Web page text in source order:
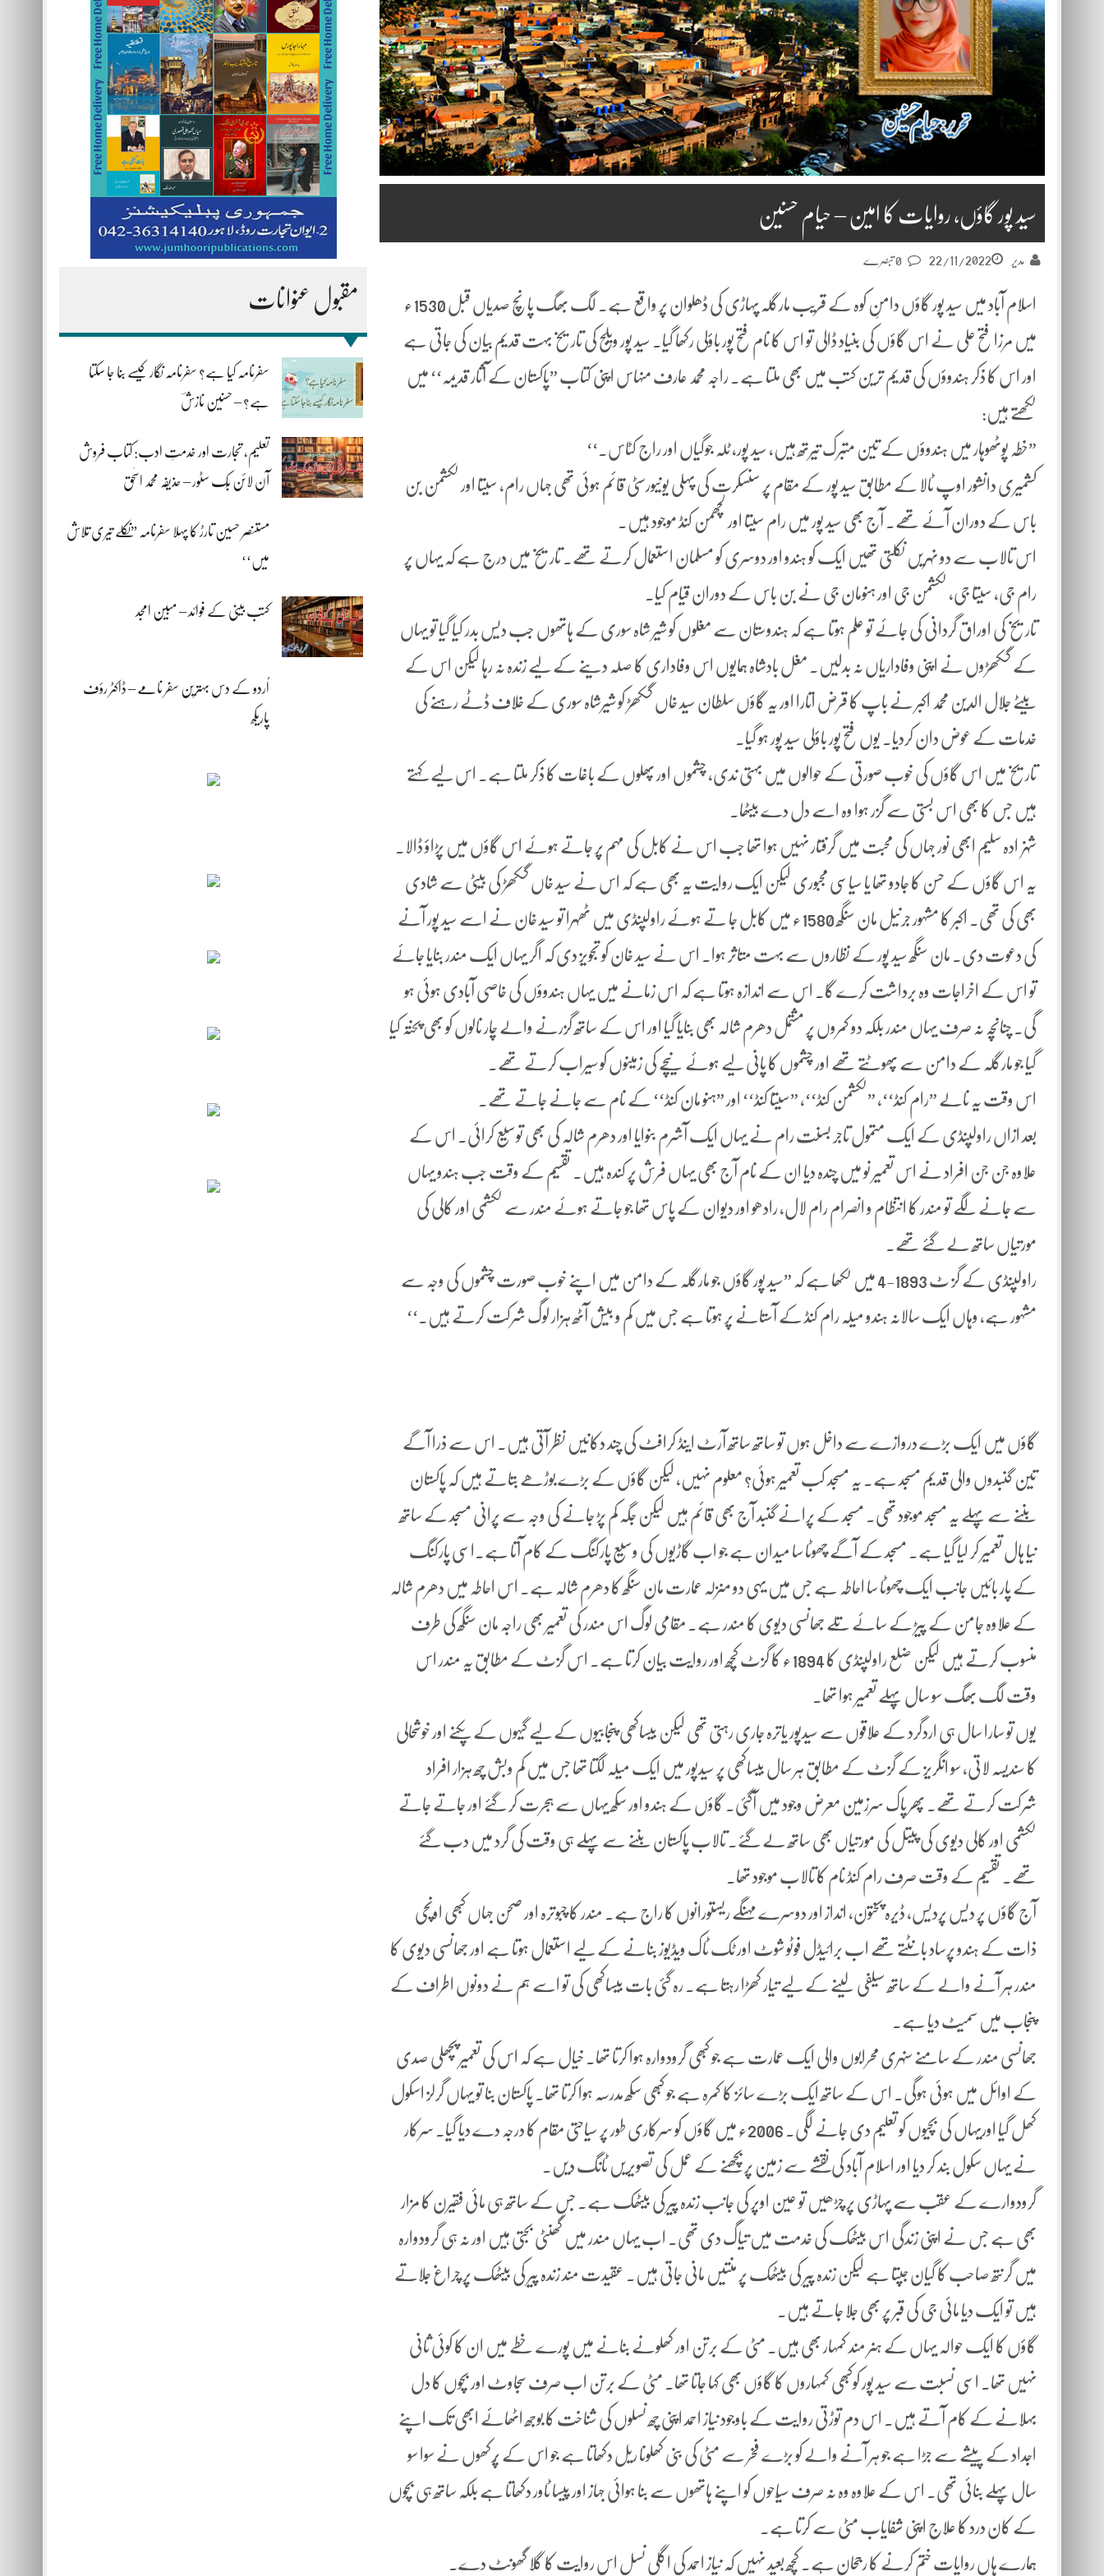
مقبول عنوانات
سفرنامہ کیا ہے؟ سفرنامہ نگار کیسے بنا جا سکتا
ہے؟ – حسنین نازشؔ
تعلیم، تجارت اور خدمتِ ادب: کتاب فروش
آن لائن بُک سٹور – حذیفہ محمد اسحٰق
مستنصر حسین تارڑ کا پہلا سفرنامہ ”نکلے تیری تلاش
میں‘‘
کتب بینی کے فوائد – مبین امجد
اُردو کے دس بہترین سفر نامے – ڈاکٹر رؤف
پاریکھ
سید پور گاؤں، روایات کا امین – حیام حسنین
مدیر 22/11/2022
اسلام آباد میں سید پور گاؤں دامنِ کوہ کے قریب مارگلہ پہاڑی کی ڈھلوان پر واقع ہے۔ لگ بھگ پانچ صدیاں قبل 1530ء
میں مرزا فتح علی نے اس گاؤں کی بنیاد ڈالی تو اس کا نام فتح پور باؤلی رکھا گیا۔ سید پور ویلج کی تاریخ بہت قدیم بیان کی جاتی ہے
اور اس کا ذکر ہندوؤں کی قدیم ترین کتب میں بھی ملتا ہے۔ راجہ محمد عارف منہاس اپنی کتاب ”پاکستان کے آثار قدیمہ‘‘ میں
لکھتے ہیں:
”خطہ پوٹھوہار میں ہندوؤں کے تین متبرک تیرتھ ہیں، سید پور، ٹلہ جوگیاں اور راج کٹاس۔‘‘
کشمیری دانشور اوپ ٹالا کے مطابق سید پور کے مقام پر سنسکرت کی پہلی یونیورسٹی قائم ہوئی تھی جہاں رام، سیتا اور لکشمن بن
باس کے دوران آئے تھے۔ آج بھی سید پور میں رام سیتا اور لچھمن کنڈ موجود ہیں۔
اس تالاب سے دو نہریں نکلتی تھیں ایک کو ہندو اور دوسری کو مسلمان استعمال کرتے تھے۔ تاریخ میں درج ہے کہ یہاں پر
رام جی، سیتا جی، لکشمن جی اور ہنومان جی نے بن باس کے دوران قیام کیا۔
تاریخ کی اوراق گردانی کی جائے تو علم ہوتا ہے کہ ہندوستان سے مغلوں کو شیر شاہ سوری کے ہاتھوں جب دیس بدر کیا گیا تو یہاں
کے گکھڑوں نے اپنی وفاداریاں نہ بدلیں۔ مغل بادشاہ ہمایوں اس وفاداری کا صلہ دینے کے لیے زندہ نہ رہا لیکن اس کے
بیٹے جلال الدین محمد اکبر نے باپ کا قرض اتارا اور یہ گاؤں سلطان سید خاں گکھڑ کو شیرشاہ سوری کے خلاف ڈٹے رہنے کی
خدمات کے عوض دان کردیا۔ یوں فتح پور باؤلی سید پور ہو گیا۔
تاریخ میں اس گاؤں کی خوب صورتی کے حوالوں میں بہتی ندی، چشموں اور پھلوں کے باغات کا ذکر ملتا ہے۔ اس لیے کہتے
ہیں جس کا بھی اس بستی سے گزر ہوا وہ اسے دل دے بیٹھا۔
شہزادہ سلیم ابھی نور جہاں کی محبت میں گرفتار نہیں ہوا تھا جب اس نے کابل کی مہم پر جاتے ہوئے اس گاؤں میں پڑاؤ ڈالا۔
یہ اس گاؤں کے حسن کا جادو تھا یا سیاسی مجبوری لیکن ایک روایت یہ بھی ہے کہ اس نے سید خاں گکھڑ کی بیٹی سے شادی
بھی کی تھی۔ اکبر کا مشہور جرنیل مان سنگھ 1580ء میں کابل جا تے ہوئے راولپنڈی میں ٹھہرا تو سید خان نے اسے سید پور آنے
کی دعوت دی۔ مان سنگھ سید پور کے نظاروں سے بہت متاثر ہوا. اس نے سید خان کو تجویز دی کہ اگر یہاں ایک مندر بنایا جائے
تو اس کے اخراجات وہ برداشت کرے گا۔ اس سے اندازہ ہوتا ہے کہ اس زمانے میں یہاں ہندوؤں کی خاصی آبادی ہوئی ہو
گی۔ چنانچہ نہ صرف یہاں مندر بلکہ دو کمروں پر مشتمل دھرم شالہ بھی بنایا گیا اور اس کے ساتھ گزرنے والے چار نالوں کو بھی پختہ کیا
گیا جو مارگلہ کے دامن سے پھوٹتے تھے اور چشموں کا پانی لیے ہوئے نیچے کی زمینوں کو سیراب کرتے تھے۔
اس وقت یہ نالے ”رام کنڈ‘‘، ”لکشمن کنڈ‘‘، ”سیتا کنڈ‘‘ اور ”ہنو مان کنڈ‘‘ کے نام سے جانے جاتے تھے۔
بعد ازاں راولپنڈی کے ایک متمول تاجر بسنت رام نے یہاں ایک آشرم بنوایا اور دھرم شالہ کی بھی توسیع کرائی۔ اس کے
علاوہ جن جن افراد نے اس تعمیر نو میں چندہ دیا ان کے نام آج بھی یہاں فرش پر کندہ ہیں۔ تقسیم کے وقت جب ہندو یہاں
سے جانے لگے تو مندر کا انتظام و انصرام رام لال، رادھو اور دیوان کے پاس تھا جو جاتے ہوئے مندر سے لکشمی اور کالی کی
مورتیاں ساتھ لے گئے تھے۔
راولپنڈی کے گز ٹ 1893-4 میں لکھا ہے کہ ”سید پور گاؤں جو مارگلہ کے دامن میں اپنے خوب صورت چشموں کی وجہ سے
مشہور ہے، وہاں ایک سالانہ ہندو میلہ رام کنڈ کے آستانے پر ہوتا ہے جس میں کم و بیش آٹھ ہزار لوگ شرکت کرتے ہیں۔‘‘
گاؤں میں ایک بڑے دروازے سے داخل ہوں تو ساتھ ساتھ آرٹ اینڈ کرافٹ کی چند دکانیں نظر آتی ہیں۔ اس سے ذرا آگے
تین گنبدوں والی قدیم مسجد ہے۔ یہ مسجد کب تعمیر ہوئی؟ معلوم نہیں، لیکن گاؤں کے بڑے بوڑھے بتاتے ہیں کہ پاکستان
بننے سے پہلے یہ مسجد موجود تھی۔ مسجد کے پرانے گنبد آج بھی قائم ہیں لیکن جگہ کم پڑ جانے کی وجہ سے پرانی مسجد کے ساتھ
نیا ہال تعمیر کر لیا گیا ہے۔ مسجد کے آگے چھوٹا سا میدان ہے جو اب گاڑیوں کی وسیع پارکنگ کے کام آتا ہے۔اسی پارکنگ
کے پار بائیں جانب ایک چھوٹا سا احاطہ ہے جس میں یہی دو منزلہ عمارت مان سنگھ کا دھرم شالہ ہے۔ اس احاطہ میں دھرم شالہ
کے علاوہ جامن کے پیڑ کے سائے تلے جھانسی دیوی کا مندر ہے۔ مقامی لوگ اس مندر کی تعمیر بھی راجہ مان سنگھ کی طرف
منسوب کرتے ہیں لیکن ضلع راولپنڈی کا 1894ء کا گزٹ کچھ اور روایت بیان کرتا ہے۔ اس گزٹ کے مطابق یہ مندر اس
وقت لگ بھگ سو سال پہلے تعمیر ہوا تھا۔
یوں تو سارا سال ہی اردگرد کے علاقوں سے سیدپور یاترہ جاری رہتی تھی لیکن بیساکھی پنجابیوں کے لیے گیہوں کے پکنے اور خوشحالی
کا سندیسہ لاتی، سو انگریز کے گزٹ کے مطابق ہر سال بیساکھی پر سیدپور میں ایک میلہ لگتا تھا جس میں کم وبش چھ ہزار افراد
شرکت کرتے تھے۔ پھر پاک سرزمین معرض وجود میں آگئی۔ گاؤں کے ہندو اور سکھ یہاں سے ہجرت کر گئے اور جاتے جاتے
لکشمی اور کالی دیوی کی پیتل کی مورتیاں بھی ساتھ لے گئے۔ تالاب پاکستان بننے سے پہلے ہی وقت کی گرد میں دب گئے
تھے۔ تقسیم کے وقت صرف رام کنڈ نام کا تالاب موجود تھا۔
آج گاؤں پر دیس پردیس، ڈیرہ پختون، انداز اور دوسرے مہنگے ریستورانوں کا راج ہے۔ مندر کا چبوترہ اور صحن جہاں کبھی اونچی
ذات کے ہندو پرساد بانٹتے تھے اب برائیڈل فوٹو شوٹ اور ٹک ٹاک ویڈیوز بنانے کے لیے استعمال ہوتا ہے اور جھانسی دیوی کا
مندر ہر آنے والے کے ساتھ سیلفی لینے کے لیے تیار کھڑا رہتا ہے۔ رہ گئی بات بیساکھی کی تو اسے ہم نے دونوں اطراف کے
پنجاب میں سمیٹ دیا ہے۔
جھانسی مندر کے سامنے سنہری محرابوں والی ایک عمارت ہے جو کبھی گرودوارہ ہوا کرتا تھا۔ خیال ہے کہ اس کی تعمیر پچھلی صدی
کے اوائل میں ہوئی ہوگی۔ اس کے ساتھ ایک بڑے سائز کا کمرہ ہے جو کبھی سکھ مدرسہ ہوا کرتا تھا۔ پاکستان بنا تو یہاں گرلز اسکول
کھل گیا اوریہاں کی بچیوں کو تعلیم دی جانے لگی۔ 2006ء میں گاؤں کو سرکاری طور پر سیاحتی مقام کا درجہ دے دیا گیا۔ سرکار
نے یہاں سکول بند کر دیا اور اسلام آباد کی نقشے سے زمین پر بچھنے کے عمل کی تصویریں ٹانگ دیں۔
گرودوارے کے عقب سے پہاڑی پر چڑھیں تو عین اوپر کی جانب زندہ پیر کی بیٹھک ہے۔ جس کے ساتھ ہی مائی فقیرن کا مزار
بھی ہے جس نے اپنی زندگی اس بیٹھک کی خدمت میں تیاگ دی تھی۔ اب یہاں مندر میں گھنٹی بجتی ہیں اور نہ ہی گرودوارہ
میں گرنتھ صاحب کا گیان جپتا ہے لیکن زندہ پیر کی بیٹھک پر منتیں مانی جاتی ہیں۔ عقیدت مند زندہ پیر کی بیٹھک پر چراغ جلاتے
ہیں تو ایک دیا مائی جی کی قبر پر بھی جلا جاتے ہیں۔
گاؤں کا ایک حوالہ یہاں کے ہنر مند کمہار بھی ہیں۔ مٹی کے برتن اور کھلونے بنانے میں پورے خطے میں ان کا کوئی ثانی
نہیں تھا۔ اسی نسبت سے سید پور کوکبھی کمہاروں کا گاؤں بھی کہا جاتا تھا۔ مٹی کے برتن اب صرف سجاوٹ اور بچوں کا دل
بہلانے کے کام آتے ہیں۔ اس دم توڑتی روایت کے باوجود نیاز احمد اپنی چھ نسلوں کی شناخت کا بوجھ اٹھائے ابھی تک اپنے
اجداد کے پیشے سے جڑا ہے جو ہر آنے والے کو بڑے فخر سے مٹی کی بنی کھلونا ریل دکھاتا ہے جو اس کے پُرکھوں نے سوا سو
سال پہلے بنائی تھی۔ اس کے علاوہ وہ نہ صرف سیّاحوں کو اپنے ہاتھوں سے بنا ہوائی جہاز اور پیسا ٹاور دکھاتا ہے بلکہ ساتھ ہی بچوں
کے کان درد کا علاج اپنی شفایاب مٹی سے کرتا ہے۔
ہمارے ہاں روایات ختم کرنے کا رجحان ہے۔ کچھ بعید نہیں کہ نیاز احمد کی اگلی نسل اس روایت کا گلا گھونٹ دے۔